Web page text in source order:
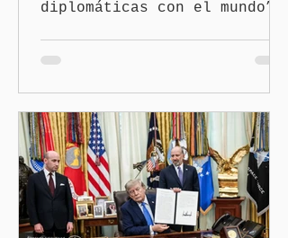
diplomáticas con el mundo”,
Sheinbaum Pardo anunció el
restablecimiento de las
relaciones diplomáticas
entre los gobiernos de
México y Perú. “Es
importante que más allá de
la orientación política de